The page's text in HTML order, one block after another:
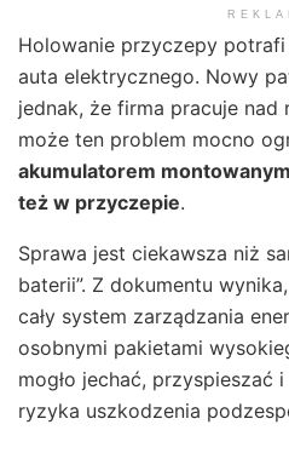
Holowanie przyczepy
auta elektrycznego. Nowy
jednak, że firma pracuje nad
może ten problem mocno
akumulatorem
też w przyczepie.
Sprawa jest ciekawsza niż
baterii”. Z dokumentu
cały system zarządzania
osobnymi pakietami
mogło jechać, przyspieszać
ryzyka uszkodzenia